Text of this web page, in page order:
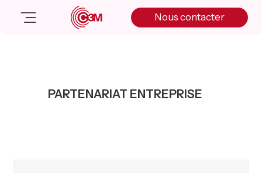
Nous contacter
Salle de presse
PARTENARIAT ENTREPRISE